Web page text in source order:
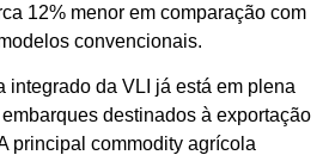
12% menor em comparação com
convencionais.
integrado da VLI já está em plena
destinados à exportação
principal commodity agrícola